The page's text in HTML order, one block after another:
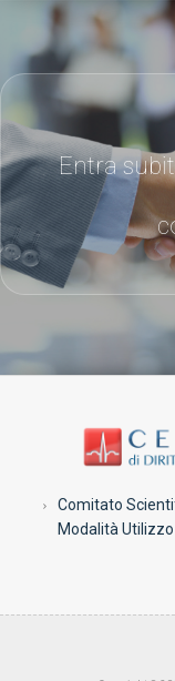
Entra
Comitato
Modalità Utilizzo